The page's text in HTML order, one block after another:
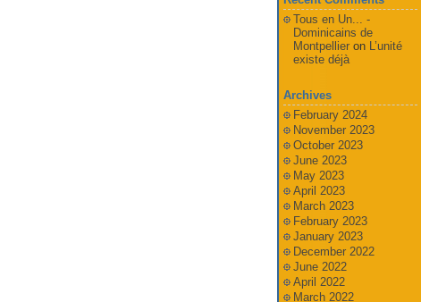
Tous en Un... -
Dominicains de
Montpellieron L’unité
existe déjà
Archives
February 2024
November 2023
October 2023
June 2023
May 2023
April 2023
March 2023
February 2023
January 2023
December 2022
June 2022
April 2022
March 2022